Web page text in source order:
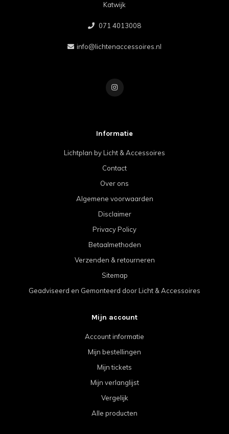
Katwijk
071 4013008
info@lichtenaccessoires.nl
Informatie
Lichtplan by Licht & Accessoires
Contact
Over ons
Algemene voorwaarden
Disclaimer
Privacy Policy
Betaalmethoden
Verzenden & retourneren
Sitemap
Geadviseerd en Gemonteerd door Licht & Accessoires
Mijn account
Account informatie
Mijn bestellingen
Mijn tickets
Mijn verlanglijst
Vergelijk
Alle producten